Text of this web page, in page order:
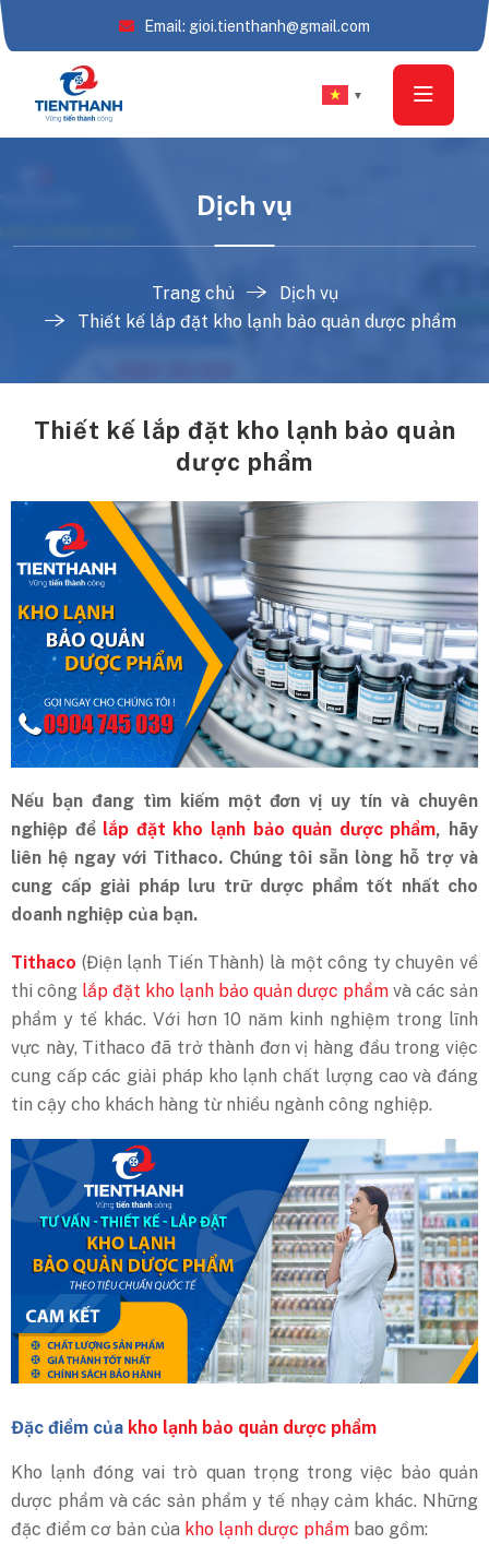
Email: gioi.tienthanh@gmail.com
▼
Dịch vụ
Trang chủ
Dịch vụ
Thiết kế lắp đặt kho lạnh bảo quản dược phẩm
Thiết kế lắp đặt kho lạnh bảo quản
dược phẩm
Nếu bạn đang tìm kiếm một đơn vị uy tín và chuyên
nghiệp để lắp đặt kho lạnh bảo quản dược phẩm, hãy
liên hệ ngay với Tithaco. Chúng tôi sẵn lòng hỗ trợ và
cung cấp giải pháp lưu trữ dược phẩm tốt nhất cho
doanh nghiệp của bạn.
Tithaco (Điện lạnh Tiến Thành) là một công ty chuyên về
thi công lắp đặt kho lạnh bảo quản dược phẩm và các sản
phẩm y tế khác. Với hơn 10 năm kinh nghiệm trong lĩnh
vực này, Tithaco đã trở thành đơn vị hàng đầu trong việc
cung cấp các giải pháp kho lạnh chất lượng cao và đáng
tin cậy cho khách hàng từ nhiều ngành công nghiệp.
Đặc điểm của kho lạnh bảo quản dược phẩm
Kho lạnh đóng vai trò quan trọng trong việc bảo quản
dược phẩm và các sản phẩm y tế nhạy cảm khác. Những
đặc điểm cơ bản của kho lạnh dược phẩm bao gồm: